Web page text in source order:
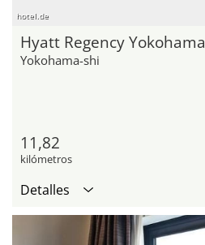
hotel.de
Hyatt Regency Yokohama
Yokohama-shi
11,82
kilómetros
Detalles